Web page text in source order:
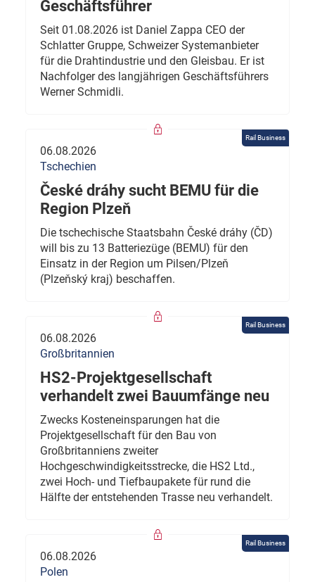
Geschäftsführer
Seit 01.08.2026 ist Daniel Zappa CEO der
Schlatter Gruppe, Schweizer Systemanbieter
für die Drahtindustrie und den Gleisbau. Er ist
Nachfolger des langjährigen Geschäftsführers
Werner Schmidli.
Rail Business
06.08.2026
Tschechien
České dráhy sucht BEMU für die
Region Plzeň
Die tschechische Staatsbahn České dráhy (ČD)
will bis zu 13 Batteriezüge (BEMU) für den
Einsatz in der Region um Pilsen/Plzeň
(Plzeňský kraj) beschaffen.
Rail Business
06.08.2026
Großbritannien
HS2-Projektgesellschaft
verhandelt zwei Bauumfänge neu
Zwecks Kosteneinsparungen hat die
Projektgesellschaft für den Bau von
Großbritanniens zweiter
Hochgeschwindigkeitsstrecke, die HS2 Ltd.,
zwei Hoch- und Tiefbaupakete für rund die
Hälfte der entstehenden Trasse neu verhandelt.
Rail Business
06.08.2026
Polen